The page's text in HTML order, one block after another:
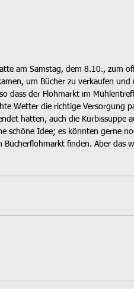
am Samstag, dem 8.10., zum
um Bücher zu verkaufen
dass der Flohmarkt im
Wetter die richtige Versorgung
hatten, auch die Kürbissuppe
schöne Idee; es könnten gerne
Bücherflohmarkt finden. Aber das